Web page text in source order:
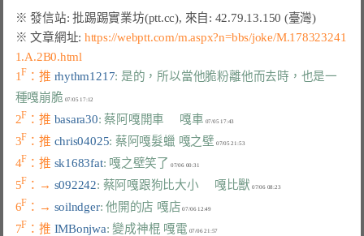
※ 發信站: 批踢踢實業坊(ptt.cc), 來自: 42.79.13.150 (臺灣)
※ 文章網址: https://webptt.com/m.aspx?n=bbs/joke/M.178323241
1.A.2B0.html
1F ：推 rhythm1217: 是的，所以當他脆粉離他而去時，也是一
種嘎崩脆
2F ：推 basara30: 蔡阿嘎開車     嘎車
3F ：推 chris04025: 蔡阿嘎髮蠟 嘎之壁 07/05 21:53
4F ：推 sk1683fat: 嘎之壁笑了
5F ：→ s092242: 蔡阿嘎跟狗比大小     嘎比獸 07/06 08:23
6F ：→ soilndger: 他開的店 嘎店
7F ：推 IMBonjwa: 變成神棍 嘎電